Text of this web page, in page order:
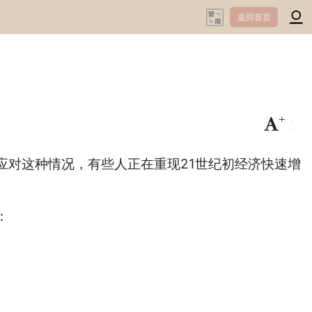
返回首页
+
这种情况，有些人正在重现21世纪初经济快速增